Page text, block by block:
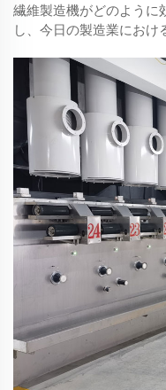
繊維製造機がどのように
し、今日の製造業におけ
しょう。今すぐ確認。